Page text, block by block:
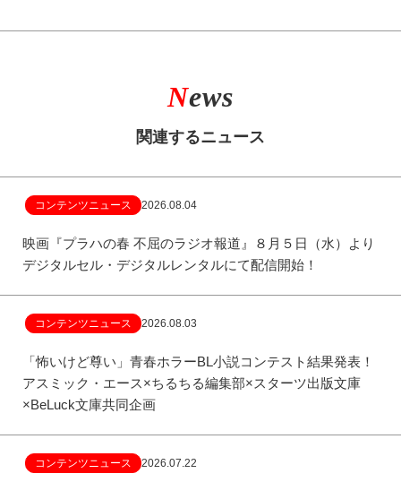
News
関連するニュース
コンテンツニュース 2026.08.04
映画『プラハの春 不屈のラジオ報道』８月５日（水）より
デジタルセル・デジタルレンタルにて配信開始！
コンテンツニュース 2026.08.03
「怖いけど尊い」青春ホラーBL小説コンテスト結果発表！
アスミック・エース×ちるちる編集部×スターツ出版文庫
×BeLuck文庫共同企画
コンテンツニュース 2026.07.22